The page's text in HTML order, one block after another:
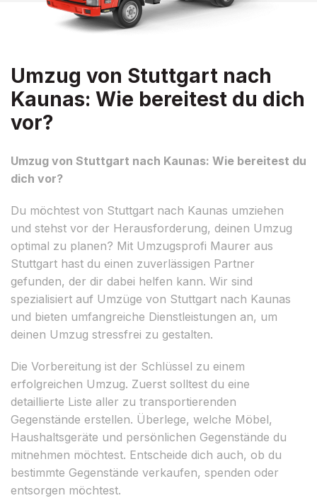
Umzug von Stuttgart nach
Kaunas: Wie bereitest du dich
vor?
Umzug von Stuttgart nach Kaunas: Wie bereitest du
dich vor?
Du möchtest von Stuttgart nach Kaunas umziehen
und stehst vor der Herausforderung, deinen Umzug
optimal zu planen? Mit Umzugsprofi Maurer aus
Stuttgart hast du einen zuverlässigen Partner
gefunden, der dir dabei helfen kann. Wir sind
spezialisiert auf Umzüge von Stuttgart nach Kaunas
und bieten umfangreiche Dienstleistungen an, um
deinen Umzug stressfrei zu gestalten.
Die Vorbereitung ist der Schlüssel zu einem
erfolgreichen Umzug. Zuerst solltest du eine
detaillierte Liste aller zu transportierenden
Gegenstände erstellen. Überlege, welche Möbel,
Haushaltsgeräte und persönlichen Gegenstände du
mitnehmen möchtest. Entscheide dich auch, ob du
bestimmte Gegenstände verkaufen, spenden oder
entsorgen möchtest.